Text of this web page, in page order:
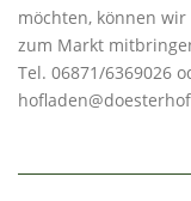
möchten, können
zum Markt
Tel. 06871/6369026